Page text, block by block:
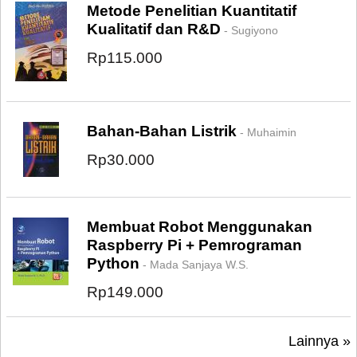
Metode Penelitian Kuantitatif
Kualitatif dan R&D - Sugiyono
Rp115.000
Bahan-Bahan Listrik - Muhaimin
Rp30.000
Membuat Robot Menggunakan
Raspberry Pi + Pemrograman
Python - Mada Sanjaya W.S.
Rp149.000
Lainnya »